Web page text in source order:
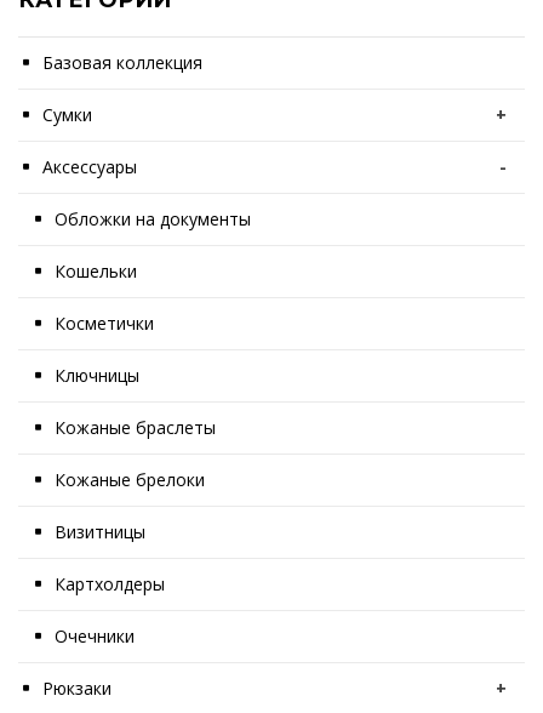
Базовая коллекция
Сумки +
Аксессуары -
Обложки на документы
Кошельки
Косметички
Ключницы
Кожаные браслеты
Кожаные брелоки
Визитницы
Картхолдеры
Очечники
Рюкзаки +